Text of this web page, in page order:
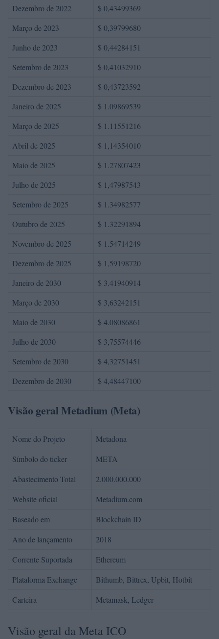
Dezembro de 2022
$ 0,43499369
Março de 2023
$ 0,39799680
Junho de 2023
$ 0,44284151
Setembro de 2023
$ 0,41032910
Dezembro de 2023
$ 0,43723592
Janeiro de 2025
$ 1.09869539
Março de 2025
$ 1.11551216
Abril de 2025
$ 1,14354010
Maio de 2025
$ 1.27807423
Julho de 2025
$ 1,47987543
Setembro de 2025
$ 1.34982577
Outubro de 2025
$ 1.32291894
Novembro de 2025
$ 1.54714249
Dezembro de 2025
$ 1,59198720
Janeiro de 2030
$ 3.41940914
Março de 2030
$ 3,63242151
Maio de 2030
$ 4.08086861
Julho de 2030
$ 3,75574446
Setembro de 2030
$ 4,32751451
Dezembro de 2030
$ 4,48447100
Visão geral Metadium (Meta)
Nome do Projeto
Metadona
Símbolo do ticker
META
Abastecimento Total
2.000.000.000
Website oficial
Metadium.com
Baseado em
Blockchain ID
Ano de lançamento
2018
Corrente Suportada
Ethereum
Plataforma Exchange
Bithumb, Bittrex, Upbit, Hotbit
Carteira
Metamask, Ledger
Visão geral da Meta ICO